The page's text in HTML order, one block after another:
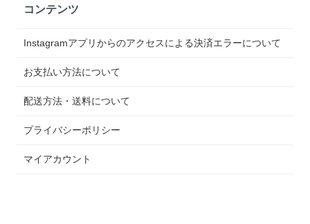
コンテンツ
Instagramアプリからのアクセスによる決済エラーについて
お支払い方法について
配送方法・送料について
プライバシーポリシー
マイアカウント